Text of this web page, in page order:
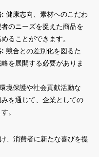
: 健康志向、素材へのこだわ
のニーズを捉えた商品を
ることができます。
: 競合との差別化を図るた
を展開する必要がありま
境保護や社会貢献活動な
を通じて、企業としての
。
、消費者に新たな喜びを提